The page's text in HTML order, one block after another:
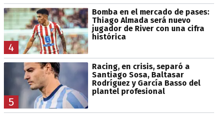
4
Bomba en el mercado de pases:
Thiago Almada será nuevo
jugador de River con una cifra
histórica
5
Racing, en crisis, separó a
Santiago Sosa, Baltasar
Rodríguez y García Basso del
plantel profesional